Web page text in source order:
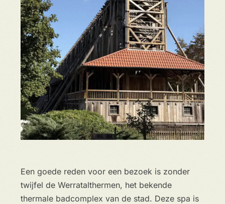
Een goede reden voor een bezoek is zonder
twijfel de Werratalthermen, het bekende
thermale badcomplex van de stad. Deze spa is